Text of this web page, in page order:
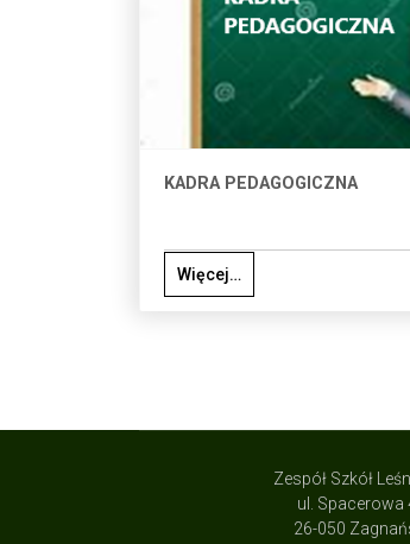
KADRA PEDAGOGICZNA
Więcej…
Zespół Szkół
ul. Spacerowa
26-050